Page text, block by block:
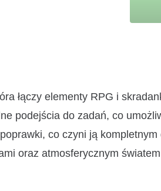
łączy elementy RPG i
podejścia do zadań, co
co czyni ją
oraz atmosferycznym